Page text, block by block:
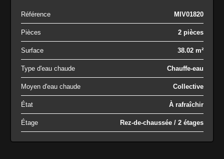
Référence MIV01820
Pièces 2 pièces
Surface 38.02 m²
Type d'eau chaude Chauffe-eau
Moyen d'eau chaude Collective
État À rafraîchir
Étage Rez-de-chaussée / 2 étages